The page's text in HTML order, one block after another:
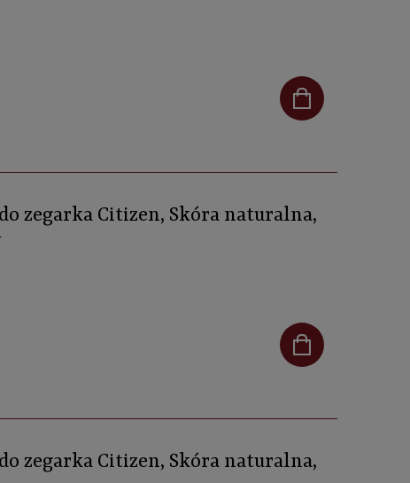
zegarka Citizen, Skóra naturalna,
zegarka Citizen, Skóra naturalna,